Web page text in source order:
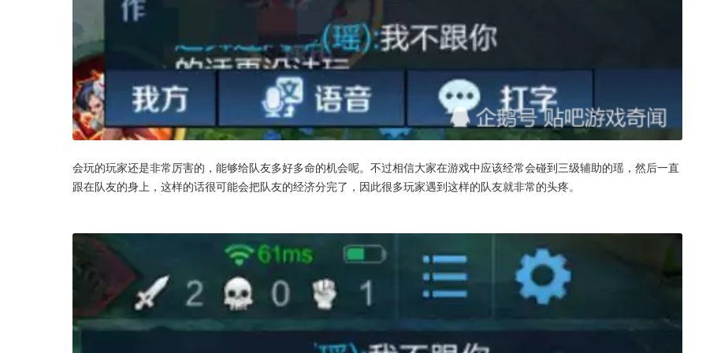
会玩的玩家还是非常厉害的，能够给队友多好多命的机会呢。不过相信大家在游戏中应该经常会碰到三级辅助的瑶，然后一直
跟在队友的身上，这样的话很可能会把队友的经济分完了，因此很多玩家遇到这样的队友就非常的头疼。